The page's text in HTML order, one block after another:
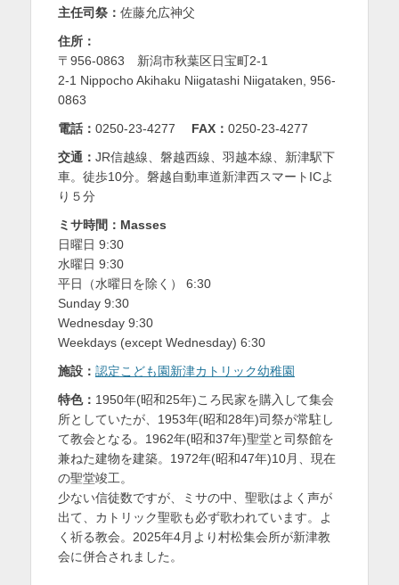
主任司祭： 佐藤允広神父
住所：
〒956-0863 新潟市秋葉区日宝町2-1
2-1 Nippocho Akihaku Niigatashi Niigataken, 956-
0863
電話： 0250-23-4277 FAX： 0250-23-4277
交通： JR信越線、磐越西線、羽越本線、新津駅下
車。徒歩10分。磐越自動車道新津西スマートICよ
り５分
ミサ時間：Masses
日曜日 9:30
水曜日 9:30
平日（水曜日を除く） 6:30
Sunday 9:30
Wednesday 9:30
Weekdays (except Wednesday) 6:30
施設： 認定こども園新津カトリック幼稚園
特色： 1950年(昭和25年)ころ民家を購入して集会
所としていたが、1953年(昭和28年)司祭が常駐し
て教会となる。1962年(昭和37年)聖堂と司祭館を
兼ねた建物を建築。1972年(昭和47年)10月、現在
の聖堂竣工。
少ない信徒数ですが、ミサの中、聖歌はよく声が
出て、カトリック聖歌も必ず歌われています。よ
く祈る教会。2025年4月より村松集会所が新津教
会に併合されました。